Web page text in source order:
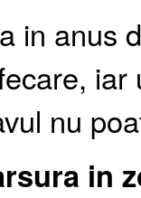
in anus
nu
in